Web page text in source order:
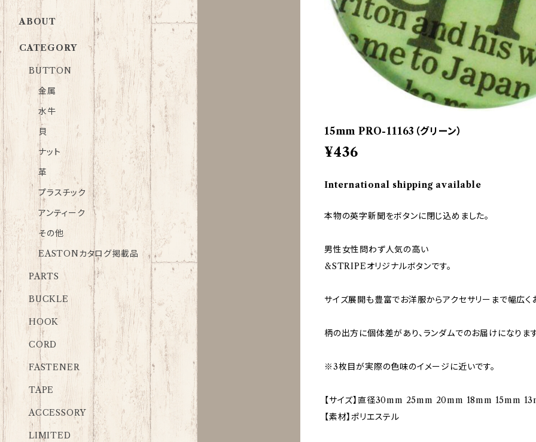
15mm PRO-11163（グリーン）
¥436
International shipping available
本物の英字新聞をボタンに閉じ込めました。
男性女性問わず人気の高い
&STRIPEオリジナルボタンです。
サイズ展開も豊富でお洋服からアクセサリーまで幅広く
柄の出方に個体差があり、ランダムでのお届けになりま
※3枚目が実際の色味のイメージに近いです。
【サイズ】直径30mm 25mm 20mm 18mm 15mm
【素材】ポリエステル
ABOUT
CATEGORY
BUTTON
金属
水牛
貝
ナット
革
プラスチック
アンティーク
その他
EASTONカタログ掲載品
PARTS
BUCKLE
HOOK
CORD
FASTENER
TAPE
ACCESSORY
LIMITED